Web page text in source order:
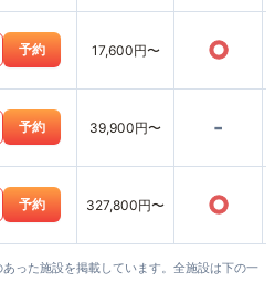
予約 17,600円〜 ○
予約 39,900円〜 -
予約 327,800円〜 ○
った施設を掲載しています。全施設は下の一